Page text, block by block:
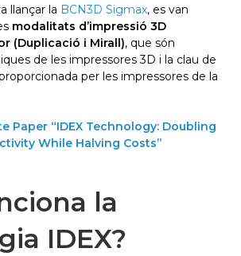
llançar la BCN3D Sigmax, es van
modalitats d’impressió 3D
(Duplicació i Mirall), que són
de les impressores 3D i la clau de
per les impressores de la
Paper “IDEX Technology: Doubling
While Halving Costs”
la
IDEX?